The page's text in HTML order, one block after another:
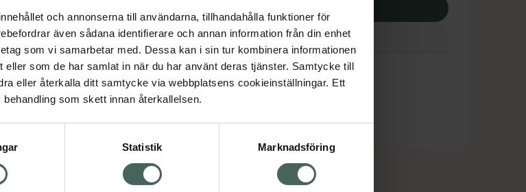
och annonserna till användarna, tillhandahålla funktioner för
även sådana identifierare och annan information från din enhet
som vi samarbetar med. Dessa kan i sin tur kombinera informationen
eller som de har samlat in när du har använt deras tjänster. Samtycke till
eller återkalla ditt samtycke via webbplatsens cookieinställningar. Ett
som skett innan återkallelsen.
Statistik Marknadsföring
Köp via ditt recept
Aktuella erbjudanden
Visa
Om recept och läkemedel